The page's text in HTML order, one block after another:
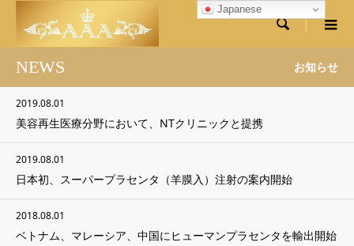

NEWS お知らせ
2019.08.01
美容再生医療分野において、NTクリニックと提携
2019.08.01
日本初、スーパープラセンタ（羊膜入）注射の案内開始
2018.08.01
ベトナム、マレーシア、中国にヒューマンプラセンタを輸出開始
Japanese